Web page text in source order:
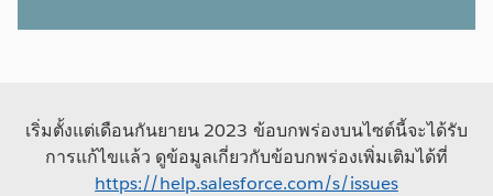
เริ่มตั้งแต่เดือนกันยายน 2023 ข้อบกพร่องบนไซต์นี้จะได้รับ
การแก้ไขแล้ว ดูข้อมูลเกี่ยวกับข้อบกพร่องเพิ่มเติมได้ที่
https://help.salesforce.com/s/issues